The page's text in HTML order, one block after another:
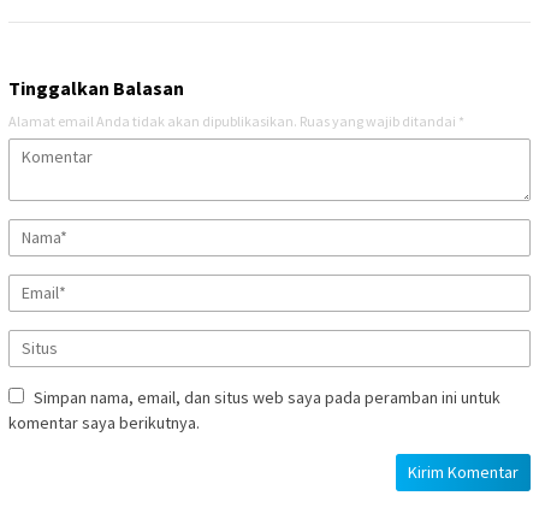
Tinggalkan Balasan
Alamat email Anda tidak akan dipublikasikan. Ruas yang wajib ditandai *
Simpan nama, email, dan situs web saya pada peramban ini untuk
komentar saya berikutnya.